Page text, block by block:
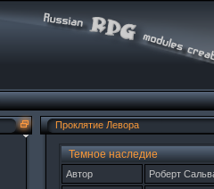
Проклятие Левора
Темное наследие
Автор Роберт